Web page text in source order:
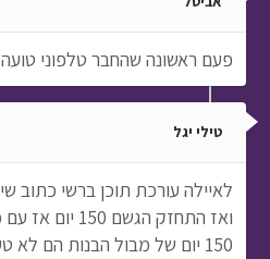
פעם ראשונה שהחבר טלפוני טועה
טילי יגל
150 יום של מבול הבנות הם לא טעו באמת זה לא יפה ככה